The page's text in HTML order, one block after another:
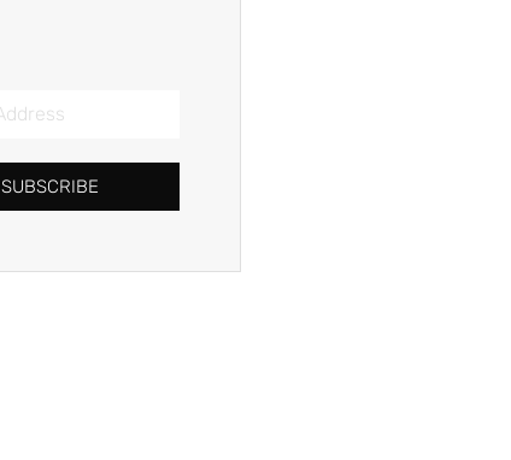
SUBSCRIBE